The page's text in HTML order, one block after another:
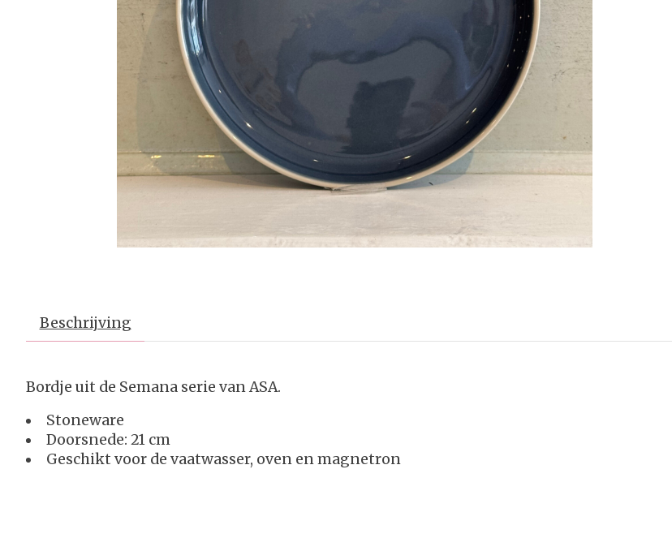
Beschrijving
Bordje uit de Semana serie van ASA.
Stoneware
Doorsnede: 21 cm
Geschikt voor de vaatwasser, oven en magnetron